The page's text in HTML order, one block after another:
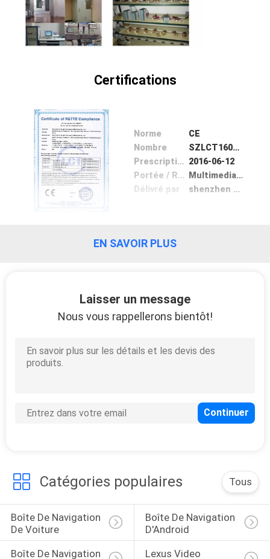
VISITE
D'USINE
QUALITÉ
CONTACTEZ-
NOUS
SITE
Certifications
Norme
CE
Nombre
SZLCT160606S-RTTE-C-01
Prescription Date 2016-06-12
Portée / Range
Multimedia video interface
Délivré par
shenzhen LCT Technolnology CO.,LTD.
EN SAVOIR PLUS
Laisser un message
Nous vous rappellerons bientôt!
Catégories populaires Tous
Boîte De Navigation
De Voiture
Boîte De Navigation
D'Android
Boîte De Navigation
Lexus Video